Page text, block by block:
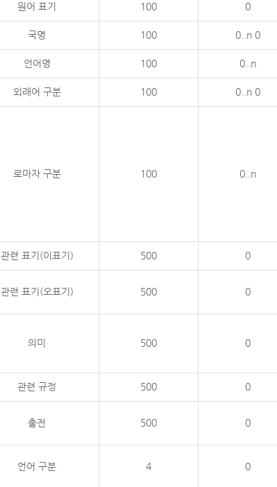
원어 표기 100 0
국명 100 0..n 0
언어명 100 0..n
외래어 구분 100 0..n 0
로마자 구분 100 0..n
관련 표기(이표기) 500 0
관련 표기(오표기) 500 0
의미 500 0
관련 규정 500 0
출전 500 0
언어 구분 4 0